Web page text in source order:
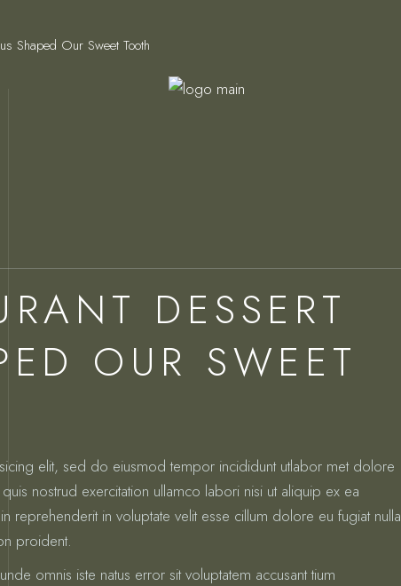
Shaped Our Sweet Tooth
DESSERT
OUR SWEET
elit, sed do eiusmod tempor incididunt utlabor met dolore
nostrud exercitation ullamco labori nisi ut aliquip ex ea
in voluptate velit esse cillum dolore eu fugiat nulla
proident.
omnis iste natus error sit voluptatem accusant tium